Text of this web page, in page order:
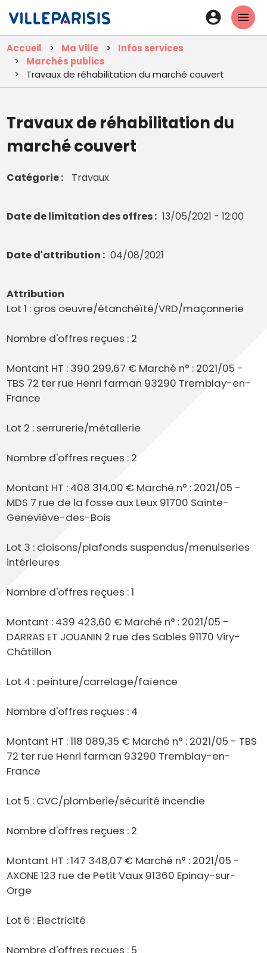
contenu
principal
En-
tête
Accueil Ma Ville
Infos services
Marchés publics
Travaux de réhabilitation du marché couvert
Travaux de réhabilitation du
marché couvert
Catégorie Travaux
Date de limitation des offres 13/05/2021 - 12:00
Date d'attribution 04/08/2021
Attribution
Lot 1 : gros oeuvre/étanchéïté/VRD/maçonnerie
Nombre d'offres reçues : 2
Montant HT : 390 299,67 € Marché n° : 2021/05 -
TBS 72 ter rue Henri farman 93290 Tremblay-en-
France
Lot 2 : serrurerie/métallerie
Nombre d'offres reçues : 2
Montant HT : 408 314,00 € Marché n° : 2021/05 -
MDS 7 rue de la fosse aux Leux 91700 Sainte-
Geneviève-des-Bois
Lot 3 : cloisons/plafonds suspendus/menuiseries
intérieures
Nombre d'offres reçues : 1
Montant : 439 423,60 € Marché n° : 2021/05 -
DARRAS ET JOUANIN 2 rue des Sables 91170 Viry-
Châtillon
Lot 4 : peinture/carrelage/faïence
Nombre d'offres reçues : 4
Montant HT : 118 089,35 € Marché n° : 2021/05 - TBS
72 ter rue Henri farman 93290 Tremblay-en-
France
Lot 5 : CVC/plomberie/sécurité incendie
Nombre d'offres reçues : 2
Montant HT : 147 348,07 € Marché n° : 2021/05 -
AXONE 123 rue de Petit Vaux 91360 Epinay-sur-
Orge
Lot 6 : Electricité
Nombre d'offres reçues : 5